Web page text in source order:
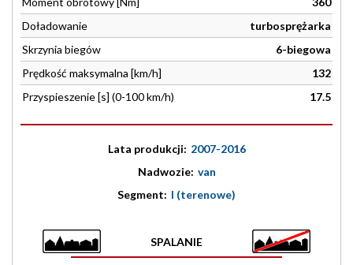
Doładowanie
turbosprężarka
Skrzynia biegów
6-biegowa
Prędkość maksymalna [km/h]
132
Przyspieszenie [s] (0-100 km/h)
17.5
Lata produkcji: 2007-2016
Nadwozie: van
Segment: I (terenowe)
SPALANIE